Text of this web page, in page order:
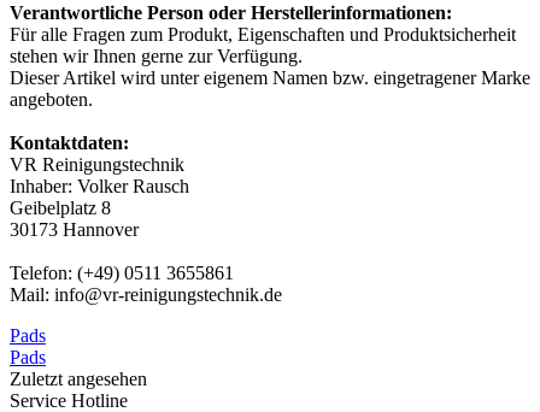
Verantwortliche Person oder Herstellerinformationen:
Für alle Fragen zum Produkt, Eigenschaften und Produktsicherheit
stehen wir Ihnen gerne zur Verfügung.
Dieser Artikel wird unter eigenem Namen bzw. eingetragener Marke
angeboten.
Kontaktdaten:
VR Reinigungstechnik
Inhaber: Volker Rausch
Geibelplatz 8
30173 Hannover
Telefon: (+49) 0511 3655861
Mail: info@vr-reinigungstechnik.de
Pads
Pads
Zuletzt angesehen
Service Hotline